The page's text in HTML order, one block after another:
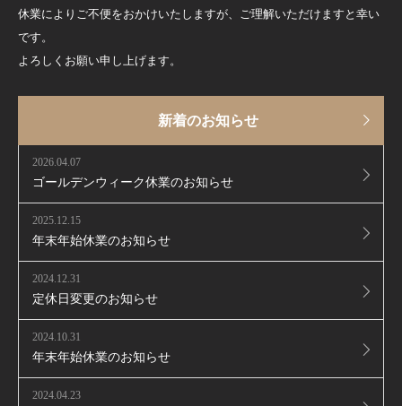
休業によりご不便をおかけいたしますが、ご理解いただけますと幸い
です。
よろしくお願い申し上げます。
新着のお知らせ
2026.04.07
ゴールデンウィーク休業のお知らせ
2025.12.15
年末年始休業のお知らせ
2024.12.31
定休日変更のお知らせ
2024.10.31
年末年始休業のお知らせ
2024.04.23